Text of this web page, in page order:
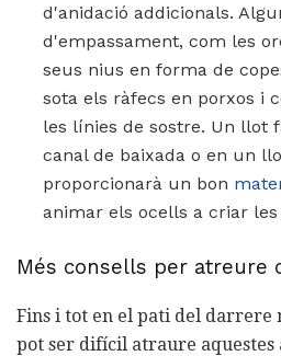
d'anidació addicionals.
d'empassament, com les
seus nius en forma de
sota els ràfecs en porxos i
les línies de sostre. Un llot
canal de baixada o en un
proporcionarà un bon
animar els ocells a criar
Més consells per atreure
Fins i tot en el pati del darrere
pot ser difícil atraure aquestes